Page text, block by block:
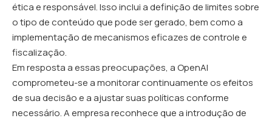
ética e responsável. Isso inclui a definição de limites sobre
o tipo de conteúdo que pode ser gerado, bem como a
implementação de mecanismos eficazes de controle e
fiscalização.
Em resposta a essas preocupações, a OpenAI
comprometeu-se a monitorar continuamente os efeitos
de sua decisão e a ajustar suas políticas conforme
necessário. A empresa reconhece que a introdução de